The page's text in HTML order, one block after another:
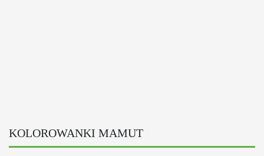
KOLOROWANKI MAMUT